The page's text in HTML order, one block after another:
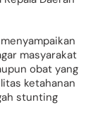
masyarakat
obat yang
ketahanan
stunting